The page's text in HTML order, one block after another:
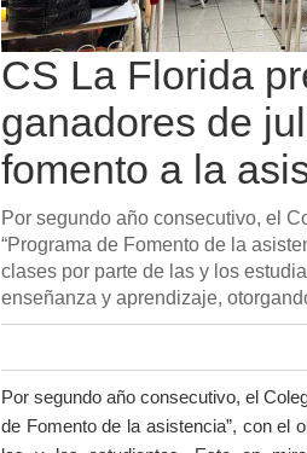
CS La Florida
ganadores de
fomento a la
Por segundo año consecutivo, el
“Programa de Fomento de la
clases por parte de las y los
enseñanza y aprendizaje,
Por segundo año consecutivo, el
de Fomento de la asistencia”, con el